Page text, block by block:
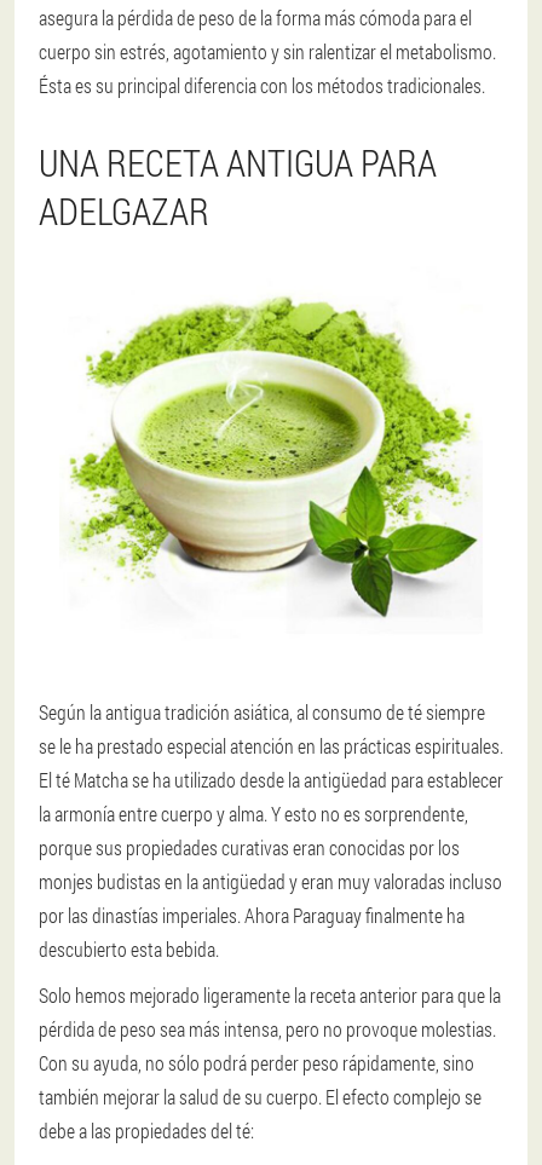
asegura la pérdida de peso de la forma más cómoda para el
cuerpo sin estrés, agotamiento y sin ralentizar el metabolismo.
Ésta es su principal diferencia con los métodos tradicionales.
UNA RECETA ANTIGUA PARA
ADELGAZAR
Según la antigua tradición asiática, al consumo de té siempre
se le ha prestado especial atención en las prácticas espirituales.
El té Matcha se ha utilizado desde la antigüedad para establecer
la armonía entre cuerpo y alma. Y esto no es sorprendente,
porque sus propiedades curativas eran conocidas por los
monjes budistas en la antigüedad y eran muy valoradas incluso
por las dinastías imperiales. Ahora Paraguay finalmente ha
descubierto esta bebida.
Solo hemos mejorado ligeramente la receta anterior para que la
pérdida de peso sea más intensa, pero no provoque molestias.
Con su ayuda, no sólo podrá perder peso rápidamente, sino
también mejorar la salud de su cuerpo. El efecto complejo se
debe a las propiedades del té: